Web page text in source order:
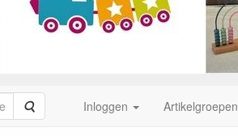
Zoeken Inloggen Artikelgroepen